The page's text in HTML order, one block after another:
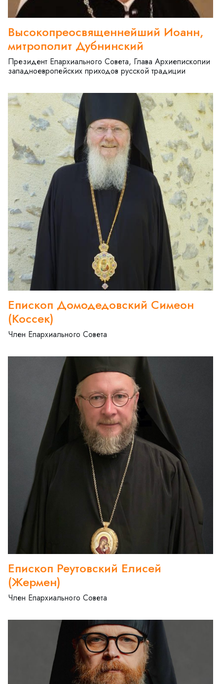
Высокопреосвященнейший Иоанн,
митрополит Дубнинский
Президент Епархиального Совета, Глава Архиепископии
западноевропейских приходов русской традиции
Епископ Домодедовский Симеон
(Коссек)
Член Епархиального Совета
Епископ Реутовский Елисей
(Жермен)
Член Епархиального Совета